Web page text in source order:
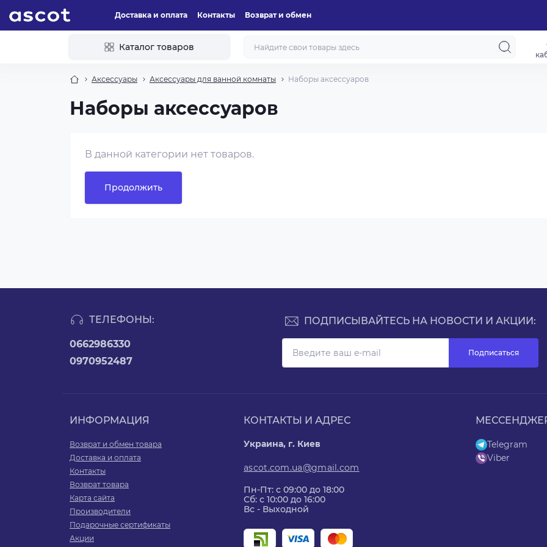
Доставка и оплата Контакты Возврат и обмен
Каталог товаров
Аксессуары Аксессуары для ванной комнаты Наборы аксессуаров
Наборы аксессуаров
В данной категории нет товаров.
Продолжить
ТЕЛЕФОНЫ:
0662986330
0970952487
ПОДПИСЫВАЙТЕСЬ НА НОВОСТИ И АКЦИИ:
Подписаться
ИНФОРМАЦИЯ
Возврат и обмен товара
Доставка и оплата
Контакты
Возврат товара
Карта сайта
Производители
Подарочные сертификаты
Акции
КОНТАКТЫ И АДРЕС
Украина, г. Киев
ascot.com.ua@gmail.com
Пн-Пт: с 09:00 до 18:00
Сб: с 10:00 до 16:00
Вс - Выходной
Telegram
Viber